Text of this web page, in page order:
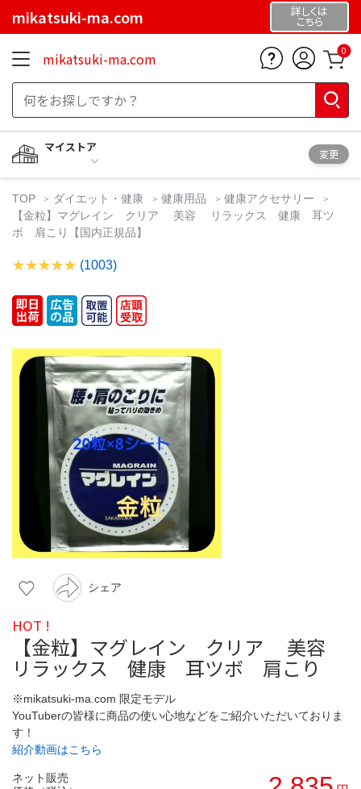
mikatsuki-ma.com 詳しくは
こちら
mikatsuki-ma.com 0
マイストア
変更
TOP ダイエット・健康 健康用品
健康アクセサリー
【金粒】マグレイン クリア 美容 リラックス 健康 耳ツ
ボ 肩こり【国内正規品】
(1003)
シェア
HOT !
【金粒】マグレイン クリア 美容
リラックス 健康 耳ツボ 肩こり
※mikatsuki-ma.com 限定モデル
YouTuberの皆様に商品の使い心地などをご紹介いただいておりま
す！
紹介動画はこちら
ネット販売